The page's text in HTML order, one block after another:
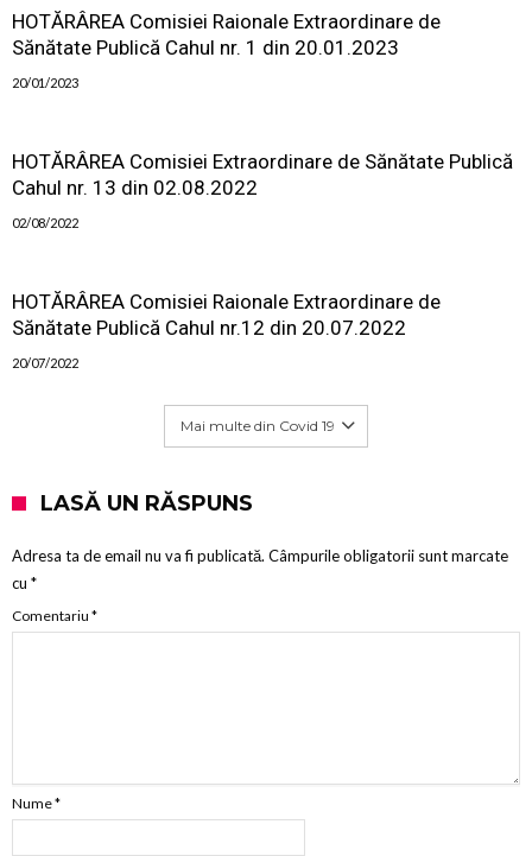
HOTĂRÂREA Comisiei Raionale Extraordinare de
Sănătate Publică Cahul nr. 1 din 20.01.2023
20/01/2023
HOTĂRÂREA Comisiei Extraordinare de Sănătate Publică
Cahul nr. 13 din 02.08.2022
02/08/2022
HOTĂRÂREA Comisiei Raionale Extraordinare de
Sănătate Publică Cahul nr.12 din 20.07.2022
20/07/2022
Mai multe din Covid 19
LASĂ UN RĂSPUNS
Adresa ta de email nu va fi publicată. Câmpurile obligatorii sunt marcate
cu *
Comentariu *
Nume*